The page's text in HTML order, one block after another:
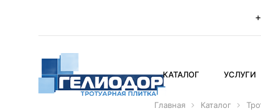
КАТАЛОГ УСЛУГИ
Главная Каталог